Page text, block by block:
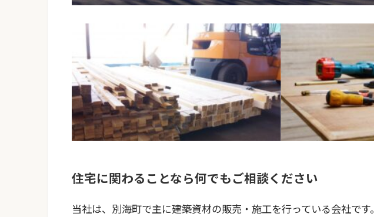
住宅に関わることなら何でもご相談ください
当社は、別海町で主に建築資材の販売・施工を行っている会社です。